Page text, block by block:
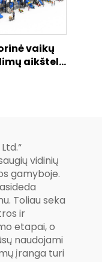
vaikų
aikštelė
vidinių
gamyboje.
Toliau seka
ir
etapai, o
naudojami
įranga turi